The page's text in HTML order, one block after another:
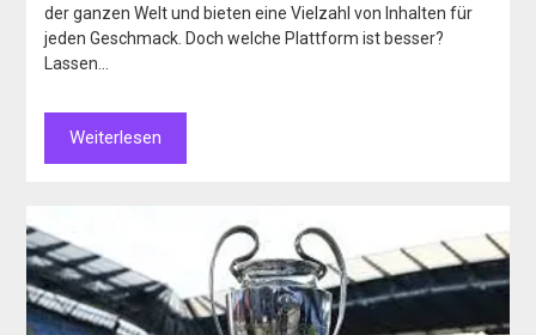
der ganzen Welt und bieten eine Vielzahl von Inhalten für
jeden Geschmack. Doch welche Plattform ist besser?
Lassen…
Weiterlesen